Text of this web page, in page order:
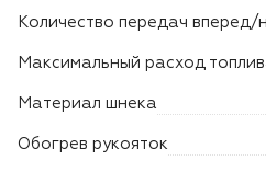
Количество передач вперед/
Максимальный расход
Материал шнека
Обогрев рукояток